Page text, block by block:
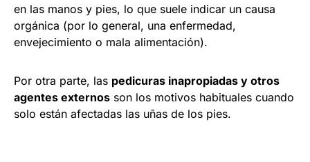
en las manos y pies, lo que suele indicar un causa
orgánica (por lo general, una enfermedad,
envejecimiento o mala alimentación).
Por otra parte, las pedicuras inapropiadas y otros
agentes externos son los motivos habituales cuando
solo están afectadas las uñas de los pies.